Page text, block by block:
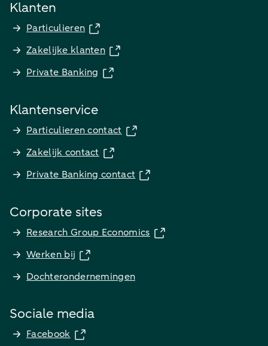
Klanten
Particulieren
Zakelijke klanten
Private Banking
Klantenservice
Particulieren contact
Zakelijk contact
Private Banking contact
Corporate sites
Research Group Economics
Werken bij
Dochterondernemingen
Sociale media
Facebook